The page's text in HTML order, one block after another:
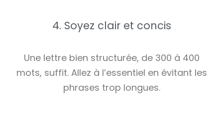
4. Soyez clair et concis
Une lettre bien structurée, de 300 à 400
mots, suffit. Allez à l’essentiel en évitant les
phrases trop longues.